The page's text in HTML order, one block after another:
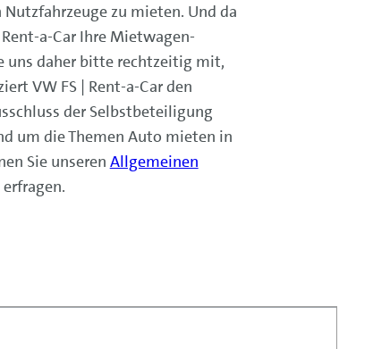
zu mieten. Und da
a-Car Ihre Mietwagen-
uns daher bitte rechtzeitig mit,
VW FS | Rent-a-Car den
der Selbstbeteiligung
um die Themen Auto mieten in
Sie unseren Allgemeinen